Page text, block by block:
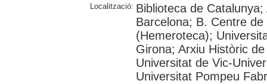
Localització: Biblioteca de
Barcelona; B. Centre
(Hemeroteca);
Girona; Arxiu Històric
Universitat de Vic-
Universitat Pompeu